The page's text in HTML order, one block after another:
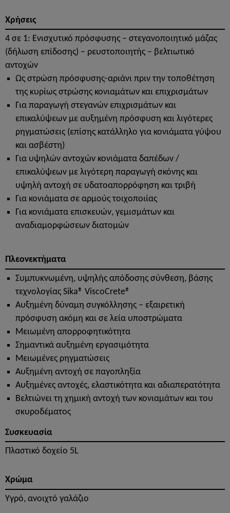
Χρήσεις
4 σε 1: Ενισχυτικό πρόσφυσης – στεγανοποιητικό μάζας
(δήλωση επίδοσης) – ρευστοποιητής – βελτιωτικό
αντοχών
Ως στρώση πρόσφυσης-αριάνι πριν την τοποθέτηση
της κυρίως στρώσης κονιαμάτων και επιχρισμάτων
Για παραγωγή στεγανών επιχρισμάτων και
επικαλύψεων με αυξημένη πρόσφυση και λιγότερες
ρηγματώσεις (επίσης κατάλληλο για κονιάματα γύψου
και ασβέστη)
Για υψηλών αντοχών κονιάματα δαπέδων /
επικαλύψεων με λιγότερη παραγωγή σκόνης και
υψηλή αντοχή σε υδατοαπορρόφηση και τριβή
Για κονιάματα σε αρμούς τοιχοποιίας
Για κονιάματα επισκευών, γεμισμάτων και
αναδιαμορφώσεων διατομών
Πλεονεκτήματα
Συμπυκνωμένη, υψηλής απόδοσης σύνθεση, βάσης
τεχνολογίας Sika® ViscoCrete®
Αυξημένη δύναμη συγκόλλησης – εξαιρετική
πρόσφυση ακόμη και σε λεία υποστρώματα
Μειωμένη απορροφητικότητα
Σημαντικά αυξημένη εργασιμότητα
Μειωμένες ρηγματώσεις
Αυξημένη αντοχή σε παγοπληξία
Αυξημένες αντοχές, ελαστικότητα και αδιαπερατότητα
Βελτιώνει τη χημική αντοχή των κονιαμάτων και του
σκυροδέματος
Συσκευασία
Πλαστικό δοχείο 5L
Χρώμα
Υγρό, ανοιχτό γαλάζιο